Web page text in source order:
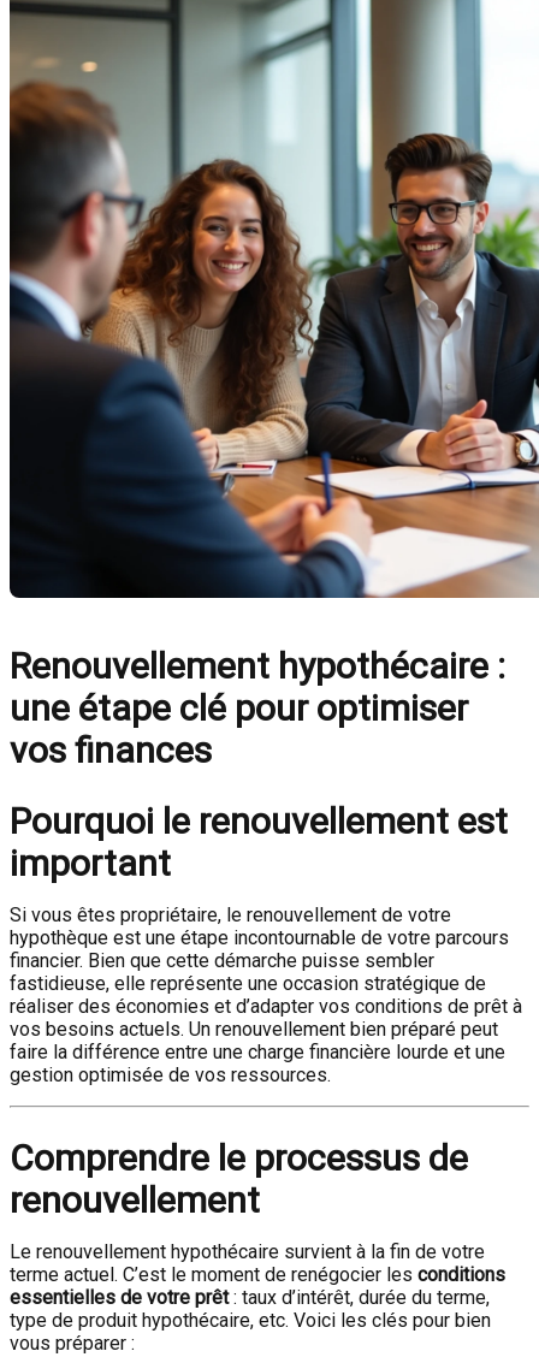
Renouvellement hypothécaire :
une étape clé pour optimiser
vos finances
Pourquoi le renouvellement est
important
Si vous êtes propriétaire, le renouvellement de votre
hypothèque est une étape incontournable de votre parcours
financier. Bien que cette démarche puisse sembler
fastidieuse, elle représente une occasion stratégique de
réaliser des économies et d’adapter vos conditions de prêt à
vos besoins actuels. Un renouvellement bien préparé peut
faire la différence entre une charge financière lourde et une
gestion optimisée de vos ressources.
Comprendre le processus de
renouvellement
Le renouvellement hypothécaire survient à la fin de votre
terme actuel. C’est le moment de renégocier les conditions
essentielles de votre prêt: taux d’intérêt, durée du terme,
type de produit hypothécaire, etc. Voici les clés pour bien
vous préparer :